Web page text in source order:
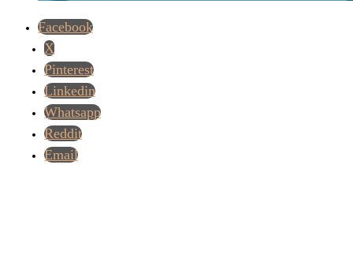
Facebook
X
Pinterest
Linkedin
Whatsapp
Reddit
Email